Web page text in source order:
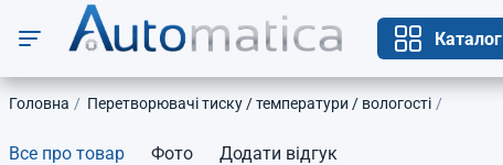
Каталог
Головна Перетворювачі тиску / температури / вологості
Все про товар Фото Додати відгук